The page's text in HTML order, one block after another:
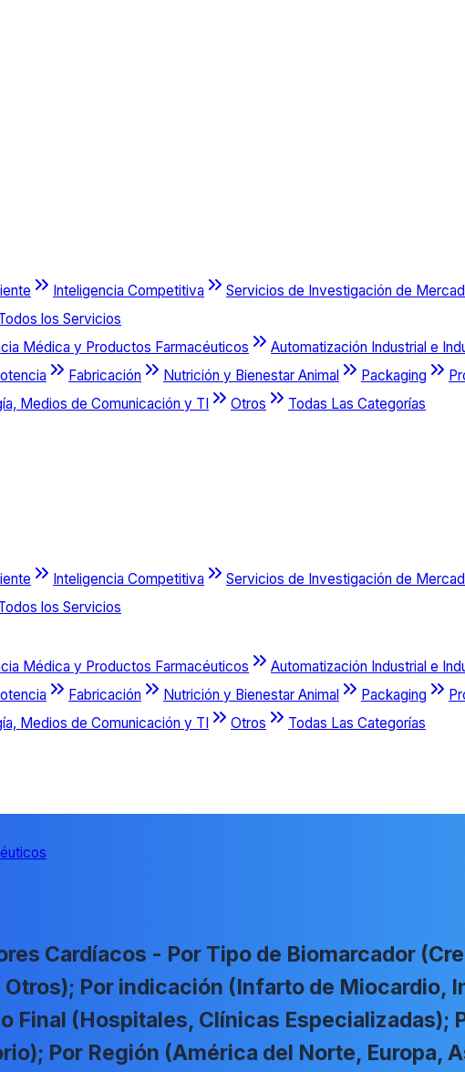
Inteligencia Competitiva Servicios de Investigación de
los Servicios
Médica y Productos Farmacéuticos Automatización Industrial e
Fabricación Nutrición y Bienestar Animal Packaging
Medios de Comunicación y TI Otros Todas Las Categorías
Inteligencia Competitiva Servicios de Investigación de
los Servicios
Médica y Productos Farmacéuticos Automatización Industrial e
Fabricación Nutrición y Bienestar Animal Packaging
Medios de Comunicación y TI Otros
Todas Las Categorías
Cardíacos - Por Tipo de Biomarcador
Por indicación (Infarto de Miocardio,
Final (Hospitales, Clínicas Especializadas);
Por Región (América del Norte, Europa,